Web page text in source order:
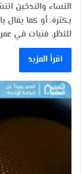
النساء والتدخين
بكثرة، أو كما
للنظر، فتيات في
اقرأ المزيد